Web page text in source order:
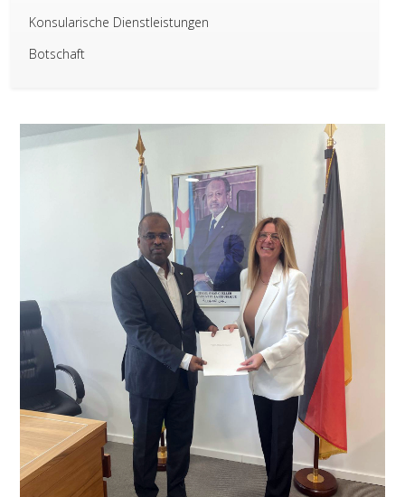
Konsularische Dienstleistungen
Botschaft